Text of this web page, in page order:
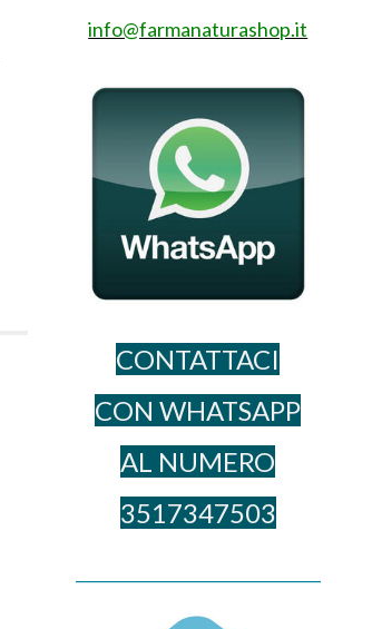
info@farmanaturashop.it
CONTATTACI
CON WHATSAPP
AL NUME​RO
3517347503